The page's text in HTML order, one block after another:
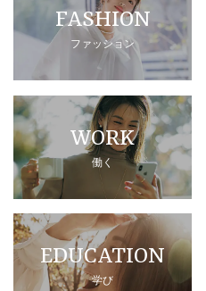
FASHION
ファッション
WORK
働く
EDUCATION
学び